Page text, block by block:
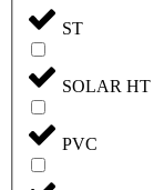
ST
SOLAR HT
PVC